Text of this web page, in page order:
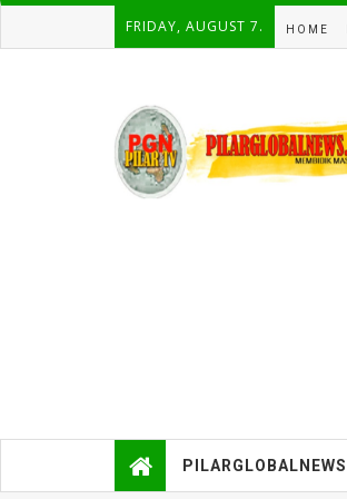
FRIDAY, AUGUST 7. HOME
PILARGLOBALNEWS